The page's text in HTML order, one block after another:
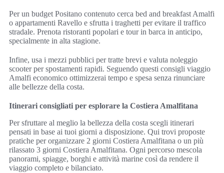
Per un budget Positano contenuto cerca bed and breakfast Amalfi
o appartamenti Ravello e sfrutta i traghetti per evitare il traffico
stradale. Prenota ristoranti popolari e tour in barca in anticipo,
specialmente in alta stagione.
Infine, usa i mezzi pubblici per tratte brevi e valuta noleggio
scooter per spostamenti rapidi. Seguendo questi consigli viaggio
Amalfi economico ottimizzerai tempo e spesa senza rinunciare
alle bellezze della costa.
Itinerari consigliati per esplorare la Costiera Amalfitana
Per sfruttare al meglio la bellezza della costa scegli itinerari
pensati in base ai tuoi giorni a disposizione. Qui trovi proposte
pratiche per organizzare 2 giorni Costiera Amalfitana o un più
rilassato 3 giorni Costiera Amalfitana. Ogni percorso mescola
panorami, spiagge, borghi e attività marine così da rendere il
viaggio completo e bilanciato.